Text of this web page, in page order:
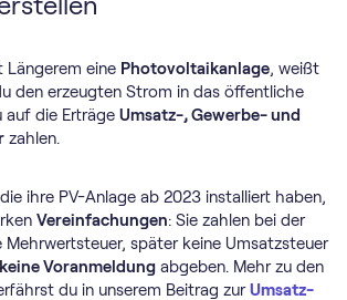
Längerem eine Photovoltaikanlage, weißt
den erzeugten Strom in das öffentliche
auf die Erträge Umsatz-, Gewerbe- und
zahlen.
ihre PV-Anlage ab 2023 installiert haben,
Vereinfachungen: Sie zahlen bei der
Mehrwertsteuer, später keine Umsatzsteuer
keine Voranmeldung abgeben. Mehr zu den
du in unserem Beitrag zurUmsatz­